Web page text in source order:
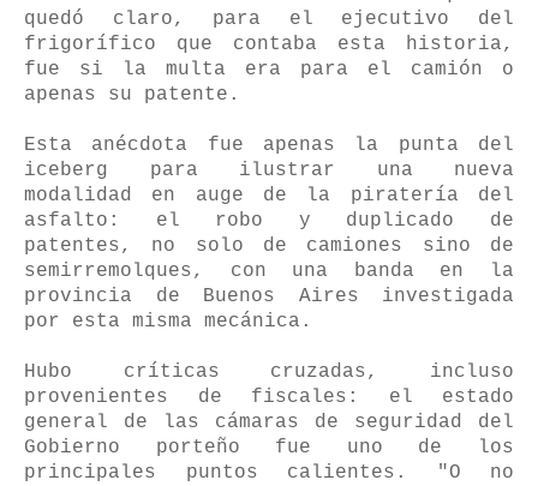
quedó claro, para el ejecutivo del
frigorífico que contaba esta historia,
fue si la multa era para el camión o
apenas su patente.
Esta anécdota fue apenas la punta del
iceberg para ilustrar una nueva
modalidad en auge de la piratería del
asfalto: el robo y duplicado de
patentes, no solo de camiones sino de
semirremolques, con una banda en la
provincia de Buenos Aires investigada
por esta misma mecánica.
Hubo críticas cruzadas, incluso
provenientes de fiscales: el estado
general de las cámaras de seguridad del
Gobierno porteño fue uno de los
principales puntos calientes. "O no